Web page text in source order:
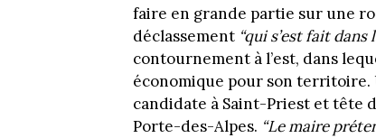
faire en grande partie sur une
déclassement “qui s’est fait
contournement à l’est, dans
économique pour son
candidate à Saint-Priest et tête
Porte-des-Alpes. “Le maire